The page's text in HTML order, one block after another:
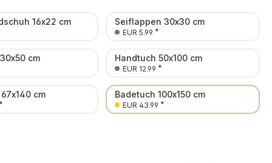
16x22 cm Seiflappen 30x30 cm
EUR 5.99 *
cm Handtuch 50x100 cm
EUR 12.99 *
cm
*
Badetuch 100x150 cm
EUR 43.99 *